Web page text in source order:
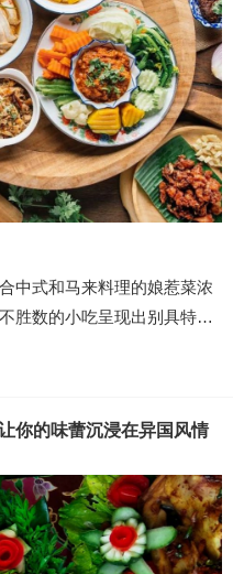
中式和马来料理的娘惹菜浓
胜数的小吃呈现出别具特…
你的味蕾沉浸在异国风情